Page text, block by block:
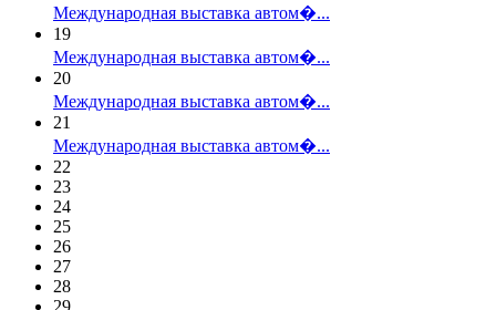
Международная выставка автом�...
19
Международная выставка автом�...
20
Международная выставка автом�...
21
Международная выставка автом�...
22
23
24
25
26
27
28
29